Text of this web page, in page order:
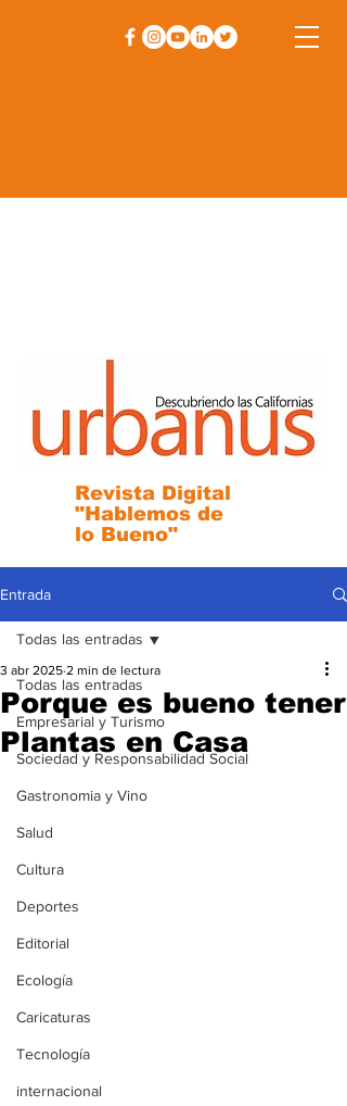
Revista Digital
"Hablemos de
lo Bueno"
Entrada
Todas las entradas
Empresarial y Turismo
Sociedad y Responsabilidad Social
Gastronomia y Vino
Salud
Cultura
Deportes
Editorial
Ecología
Caricaturas
Tecnología
internacional
Todas las entradas
Porque es bueno tener
Plantas en Casa
3 abr 2025 2 min de lectura